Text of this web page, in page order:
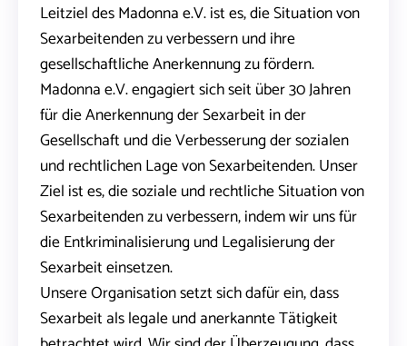
Leitziel des Madonna e.V. ist es, die Situation von
Sexarbeitenden zu verbessern und ihre
gesellschaftliche Anerkennung zu fördern.
Madonna e.V. engagiert sich seit über 30 Jahren
für die Anerkennung der Sexarbeit in der
Gesellschaft und die Verbesserung der sozialen
und rechtlichen Lage von Sexarbeitenden. Unser
Ziel ist es, die soziale und rechtliche Situation von
Sexarbeitenden zu verbessern, indem wir uns für
die Entkriminalisierung und Legalisierung der
Sexarbeit einsetzen.
Unsere Organisation setzt sich dafür ein, dass
Sexarbeit als legale und anerkannte Tätigkeit